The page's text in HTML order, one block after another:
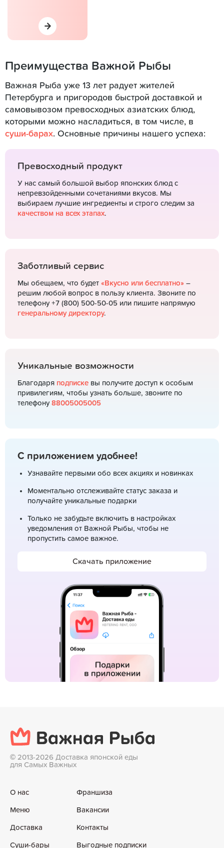
Преимущества Важной Рыбы
Важная Рыба уже 13 лет радует жителей
Петербурга и пригородов быстрой доставкой и
самовывозом превосходных азиатских блюд,
которыми можно насладиться, в том числе, в
суши-барах. Основные причины нашего успеха:
Превосходный продукт
У нас самый большой выбор японских блюд с
непревзойденными сочетаниями вкусов. Мы
выбираем лучшие ингредиенты и строго следим за
качеством на всех этапах.
Заботливый сервис
Мы обещаем, что будет «Вкусно или бесплатно» –
решим любой вопрос в пользу клиента. Звоните по
телефону +7 (800) 500-50-05 или пишите напрямую
генеральному директору.
Уникальные возможности
Благодаря подписке вы получите доступ к особым
привилегиям, чтобы узнать больше, звоните по
телефону 88005005005
С приложением удобнее!
Узнавайте первыми обо всех акциях и новинках
Моментально отслеживайте статус заказа и
получайте уникальные подарки
Только не забудьте включить в настройках
уведомления от Важной Рыбы, чтобы не
пропустить самое важное.
Скачать приложение
© 2013-2026 Доставка японской еды
для Самых Важных
О нас
Меню
Доставка
Суши-бары
Франшиза
Вакансии
Контакты
Выгодные подписки